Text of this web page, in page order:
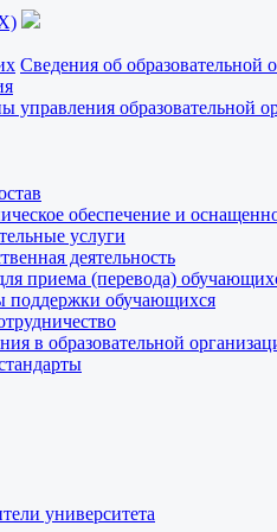
Сведения об образовательной
управления образовательной
обеспечение и
услуги
деятельность
приема (перевода)
поддержки обучающихся
в образовательной
университета